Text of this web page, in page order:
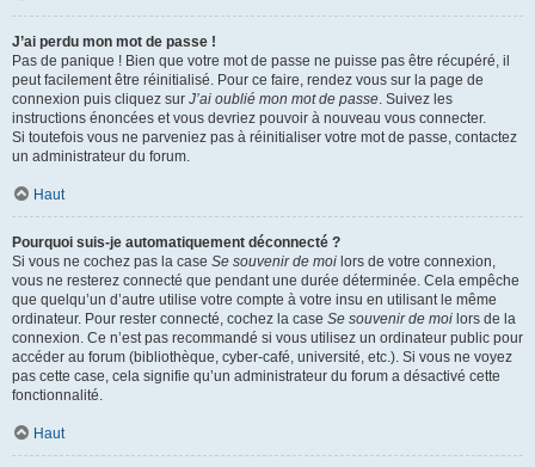
J’ai perdu mon mot de passe !
Pas de panique ! Bien que votre mot de passe ne puisse pas être récupéré, il
peut facilement être réinitialisé. Pour ce faire, rendez vous sur la page de
connexion puis cliquez sur J’ai oublié mon mot de passe. Suivez les
instructions énoncées et vous devriez pouvoir à nouveau vous connecter.
Si toutefois vous ne parveniez pas à réinitialiser votre mot de passe, contactez
un administrateur du forum.
Haut
Pourquoi suis-je automatiquement déconnecté ?
Si vous ne cochez pas la case Se souvenir de moi lors de votre connexion,
vous ne resterez connecté que pendant une durée déterminée. Cela empêche
que quelqu’un d’autre utilise votre compte à votre insu en utilisant le même
ordinateur. Pour rester connecté, cochez la case Se souvenir de moi lors de la
connexion. Ce n’est pas recommandé si vous utilisez un ordinateur public pour
accéder au forum (bibliothèque, cyber-café, université, etc.). Si vous ne voyez
pas cette case, cela signifie qu’un administrateur du forum a désactivé cette
fonctionnalité.
Haut